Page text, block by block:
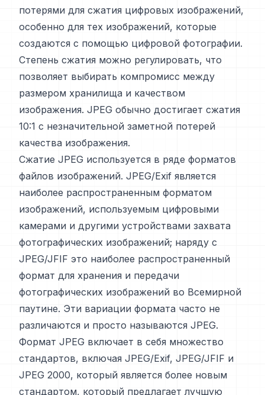
потерями для сжатия цифровых изображений,
особенно для тех изображений, которые
создаются с помощью цифровой фотографии.
Степень сжатия можно регулировать, что
позволяет выбирать компромисс между
размером хранилища и качеством
изображения. JPEG обычно достигает сжатия
10:1 с незначительной заметной потерей
качества изображения.
Сжатие JPEG используется в ряде форматов
файлов изображений. JPEG/Exif является
наиболее распространенным форматом
изображений, используемым цифровыми
камерами и другими устройствами захвата
фотографических изображений; наряду с
JPEG/JFIF это наиболее распространенный
формат для хранения и передачи
фотографических изображений во Всемирной
паутине. Эти вариации формата часто не
различаются и просто называются JPEG.
Формат JPEG включает в себя множество
стандартов, включая JPEG/Exif, JPEG/JFIF и
JPEG 2000, который является более новым
стандартом, который предлагает лучшую